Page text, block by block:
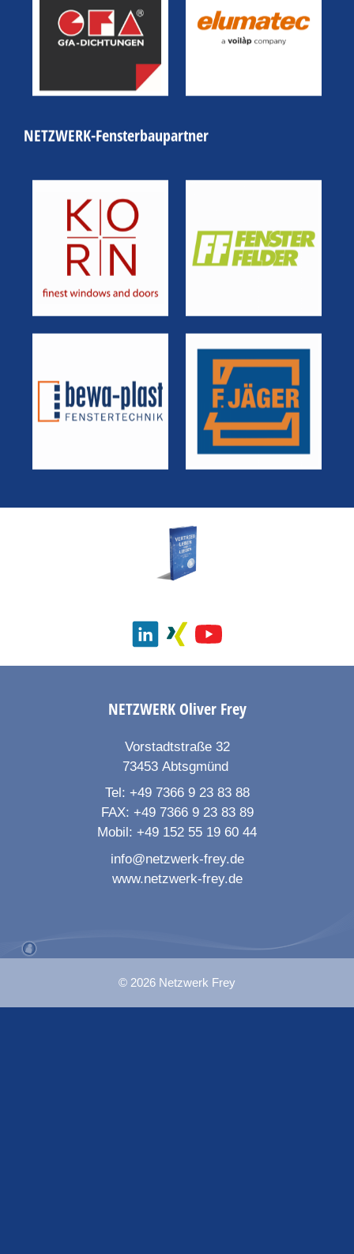
NETZWERK-Fensterbaupartner
NETZWERKOliver Frey
Vorstadtstraße 32
73453 Abtsgmünd
Tel: +49 7366 9 23 83 88
FAX: +49 7366 9 23 83 89
Mobil: +49 152 55 19 60 44
info@netzwerk-frey.de
www.netzwerk-frey.de
© 2026 Netzwerk Frey